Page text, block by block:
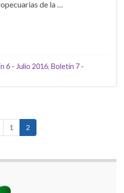
de la …
6 - Julio 2016, Boletín 7 -
1 2